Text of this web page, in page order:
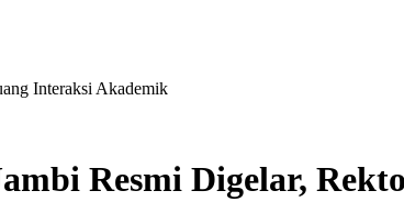
Interaksi Akademik
Resmi Digelar,